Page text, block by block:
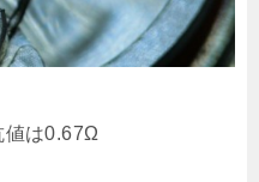
値は0.67Ω